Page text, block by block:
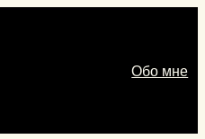
Обо мне